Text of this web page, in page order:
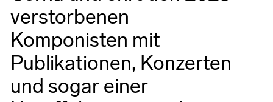
verstorbenen
Komponisten mit
Publikationen, Konzerten
und sogar einer